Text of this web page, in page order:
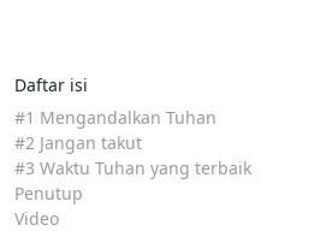
Daftar isi
#1 Mengandalkan Tuhan
#2 Jangan takut
#3 Waktu Tuhan yang terbaik
Penutup
Video